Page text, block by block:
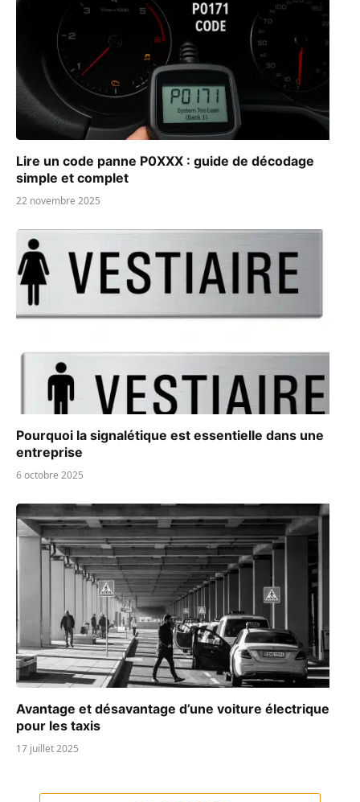
Lire un code panne P0XXX : guide de décodage
simple et complet
22 novembre 2025
Pourquoi la signalétique est essentielle dans une
entreprise
6 octobre 2025
Avantage et désavantage d’une voiture électrique
pour les taxis
17 juillet 2025